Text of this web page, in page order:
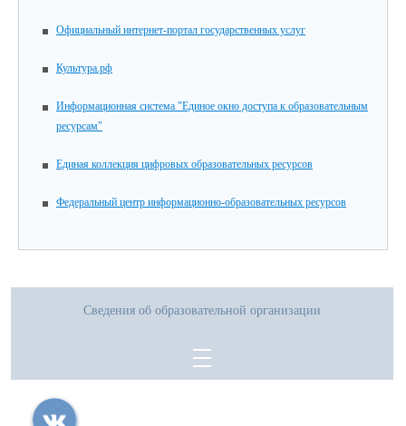
Официальный интернет-портал государственных услуг
Культура.рф
Информационная система "Единое окно доступа к образовательным
ресурсам"
Единая коллекция цифровых образовательных ресурсов
Федеральный центр информационно-образовательных ресурсов
Сведения об образовательной организации